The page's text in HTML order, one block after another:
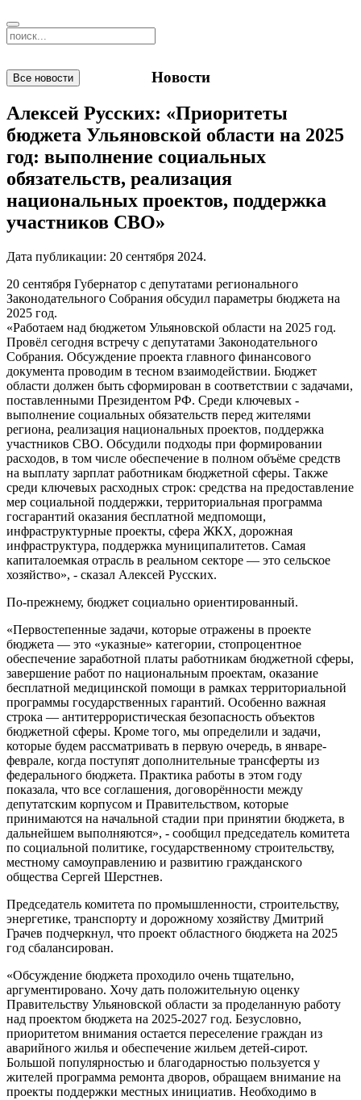
Новости
Все новости
Алексей Русских: «Приоритеты
бюджета Ульяновской области на 2025
год: выполнение социальных
обязательств, реализация
национальных проектов, поддержка
участников СВО»
Дата публикации: 20 сентября 2024.
20 сентября Губернатор с депутатами регионального
Законодательного Собрания обсудил параметры бюджета на
2025 год.
«Работаем над бюджетом Ульяновской области на 2025 год.
Провёл сегодня встречу с депутатами Законодательного
Собрания. Обсуждение проекта главного финансового
документа проводим в тесном взаимодействии. Бюджет
области должен быть сформирован в соответствии с задачами,
поставленными Президентом РФ. Среди ключевых -
выполнение социальных обязательств перед жителями
региона, реализация национальных проектов, поддержка
участников СВО. Обсудили подходы при формировании
расходов, в том числе обеспечение в полном объёме средств
на выплату зарплат работникам бюджетной сферы. Также
среди ключевых расходных строк: средства на предоставление
мер социальной поддержки, территориальная программа
госгарантий оказания бесплатной медпомощи,
инфраструктурные проекты, сфера ЖКХ, дорожная
инфраструктура, поддержка муниципалитетов. Самая
капиталоемкая отрасль в реальном секторе — это сельское
хозяйство», - сказал Алексей Русских.
По-прежнему, бюджет социально ориентированный.
«Первостепенные задачи, которые отражены в проекте
бюджета — это «указные» категории, стопроцентное
обеспечение заработной платы работникам бюджетной сферы,
завершение работ по национальным проектам, оказание
бесплатной медицинской помощи в рамках территориальной
программы государственных гарантий. Особенно важная
строка — антитеррористическая безопасность объектов
бюджетной сферы. Кроме того, мы определили и задачи,
которые будем рассматривать в первую очередь, в январе-
феврале, когда поступят дополнительные трансферты из
федерального бюджета. Практика работы в этом году
показала, что все соглашения, договорённости между
депутатским корпусом и Правительством, которые
принимаются на начальной стадии при принятии бюджета, в
дальнейшем выполняются», - сообщил председатель комитета
по социальной политике, государственному строительству,
местному самоуправлению и развитию гражданского
общества Сергей Шерстнев.
Председатель комитета по промышленности, строительству,
энергетике, транспорту и дорожному хозяйству Дмитрий
Грачев подчеркнул, что проект областного бюджета на 2025
год сбалансирован.
«Обсуждение бюджета проходило очень тщательно,
аргументировано. Хочу дать положительную оценку
Правительству Ульяновской области за проделанную работу
над проектом бюджета на 2025-2027 год. Безусловно,
приоритетом внимания остается переселение граждан из
аварийного жилья и обеспечение жильем детей-сирот.
Большой популярностью и благодарностью пользуется у
жителей программа ремонта дворов, обращаем внимание на
проекты поддержки местных инициатив. Необходимо в